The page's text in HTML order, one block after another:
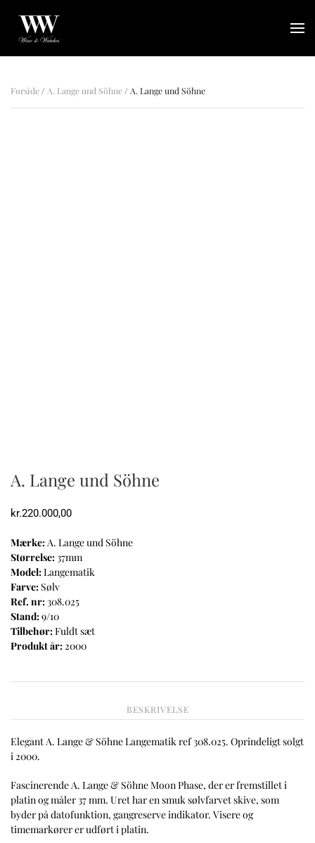
Gå til hovedindhold
Forside / A. Lange und Söhne / A. Lange und Söhne
A. Lange und Söhne
kr.220.000,00
Mærke:A. Lange und Söhne
Størrelse:37mm
Model:Langematik
Farve:Sølv
Ref. nr:308.025
Stand:9/10
Tilbehør:Fuldt sæt
Produkt år:2000
BESKRIVELSE
Elegant A. Lange & Söhne Langematik ref 308.025. Oprindeligt solgt
i 2000.
Fascinerende A. Lange & Söhne Moon Phase, der er fremstillet i
platin og måler 37 mm. Uret har en smuk sølvfarvet skive, som
byder på datofunktion, gangreserve indikator. Visere og
timemarkører er udført i platin.